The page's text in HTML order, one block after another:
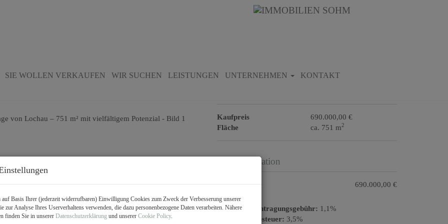
SIE WOLLEN VERKAUFEN WIR SUCHEN LEISTUNGEN UNTERNEHMEN KONTAKT
Kaufpreis
690.000,00 €
Fläche
ca. 751 m2
Preisinformation
Kaufpreis: 690.000,00 €
Grundbucheintragungsgebühr: 1,1%
Grunderwerbsteuer: 3,5%
auf Basis Ihrer (jederzeit widerrufbaren) Einwilligung Cookies zum Zweck der Verbesserung unserer
zur Analyse Ihres Userverhaltens verwenden, die dazu personenbezogene Daten verarbeiten. Nähere
finden Sie in unserer Datenschutzerklärung und unserer Cookie Policy.